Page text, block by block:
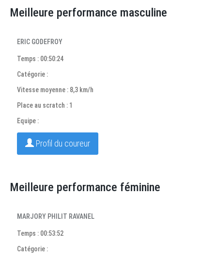
Meilleure performance masculine
ERIC GODEFROY
Temps : 00:50:24
Catégorie :
Vitesse moyenne : 8,3 km/h
Place au scratch : 1
Equipe :
Profil du coureur
Meilleure performance féminine
MARJORY PHILIT RAVANEL
Temps : 00:53:52
Catégorie :